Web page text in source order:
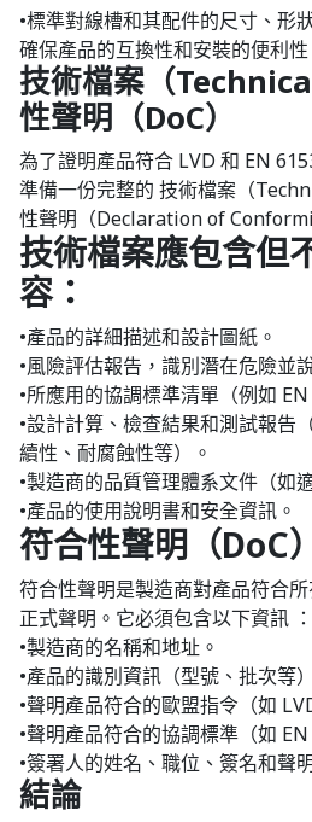
•標準對線槽和其配件的尺寸、形
確保產品的互換性和安裝的便利性
技術檔案（
性聲明（DoC）
為了證明產品符合 LVD 和 EN
準備一份完整的 技術檔案（
性聲明（Declaration of
技術檔案應包含但
容：
•產品的詳細描述和設計圖紙。
•風險評估報告，識別潛在危險並
•所應用的協調標準清單（例如 EN
•設計計算、檢查結果和測試報告
續性、耐腐蝕性等）。
•製造商的品質管理體系文件（如
•產品的使用說明書和安全資訊。
符合性聲明（DoC）
符合性聲明是製造商對產品符合
正式聲明。它必須包含以下資訊 ：
•製造商的名稱和地址。
•產品的識別資訊（型號、批次等
•聲明產品符合的歐盟指令（如
•聲明產品符合的協調標準（如 EN
•簽署人的姓名、職位、簽名和聲
結論